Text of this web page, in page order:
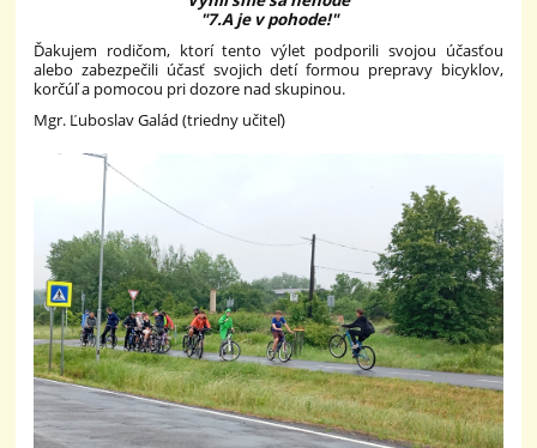
"7.A je v pohode!"
Ďakujem rodičom, ktorí tento výlet podporili svojou účasťou
alebo zabezpečili účasť svojich detí formou prepravy bicyklov,
korčúľ a pomocou pri dozore nad skupinou.
Mgr. Ľuboslav Galád (triedny učiteľ)